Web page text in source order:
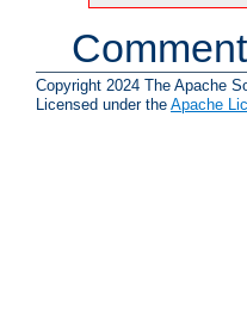
Copyright 2024 The Apache
Licensed under the Apache